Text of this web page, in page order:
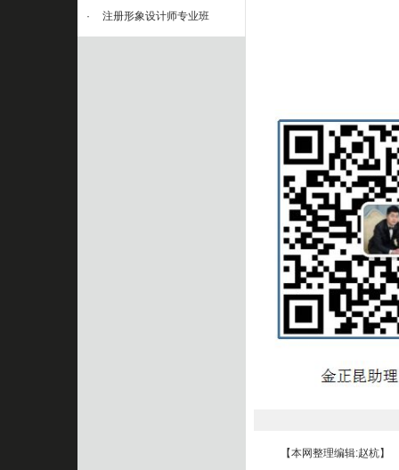
·
注册形象设计师专业班
【本网整理编辑:赵杭】